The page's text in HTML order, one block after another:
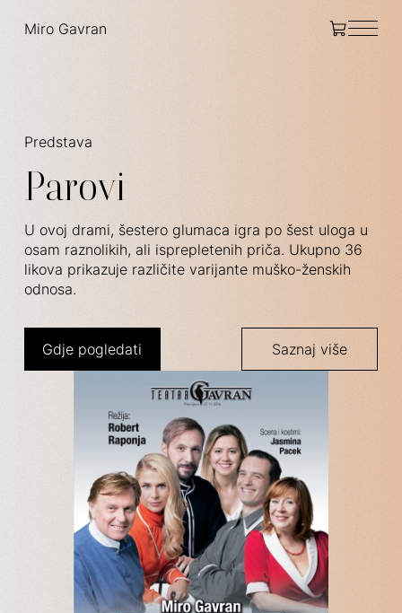
Miro Gavran
Predstava
Parovi
U ovoj drami, šestero glumaca igra po šest uloga u
osam raznolikih, ali isprepletenih priča. Ukupno 36
likova prikazuje različite varijante muško-ženskih
odnosa.
Gdje pogledati Saznaj više